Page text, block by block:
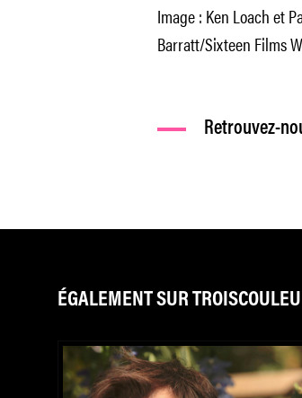
Image : Ken Loach et
Barratt/Sixteen Films
Retrouvez-
ÉGALEMENT SUR